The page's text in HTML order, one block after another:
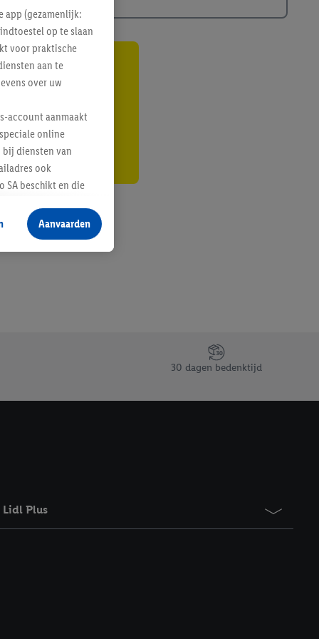
30 dagen bedenktijd
Lidl Plus
app (gezamenlijk:
op te slaan
voor praktische
aan te
over uw
account aanmaakt
online
diensten van
ook
SA beschikt en die
producten waarin
maar het
als er met behulp
Aanvaarden